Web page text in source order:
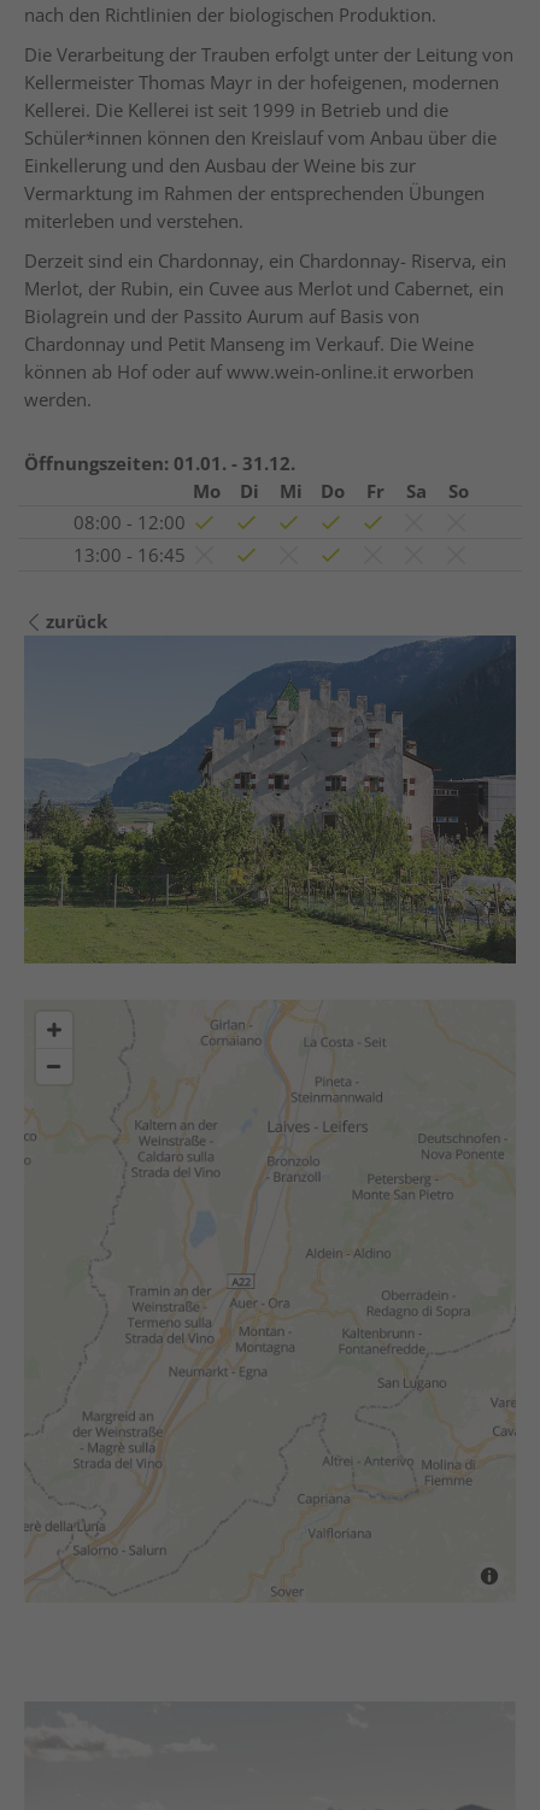
nach den Richtlinien der biologischen Produktion.
Die Verarbeitung der Trauben erfolgt unter der Leitung von
Kellermeister Thomas Mayr in der hofeigenen, modernen
Kellerei. Die Kellerei ist seit 1999 in Betrieb und die
Schüler*innen können den Kreislauf vom Anbau über die
Einkellerung und den Ausbau der Weine bis zur
Vermarktung im Rahmen der entsprechenden Übungen
miterleben und verstehen.
Derzeit sind ein Chardonnay, ein Chardonnay- Riserva, ein
Merlot, der Rubin, ein Cuvee aus Merlot und Cabernet, ein
Biolagrein und der Passito Aurum auf Basis von
Chardonnay und Petit Manseng im Verkauf. Die Weine
können ab Hof oder aufwww.wein-online.it erworben
werden.
Öffnungszeiten: 01.01. - 31.12.
Mo
Di Mi Do Fr Sa
So
08:00 - 12:00
13:00 - 16:45
zurück